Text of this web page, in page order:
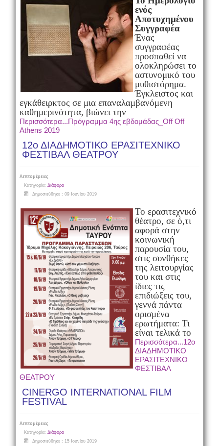
ενός
Αποτυχημένου
Συγγραφέα
Ένας
συγγραφέας
προσπαθεί να
ολοκληρώσει το
αστυνομικό του
μυθιστόρημα.
Έγκλειστος και
εγκάθειρκτος σε μια επαναλαμβανόμενη
καθημερινότητα, βιώνει την
Περισσότερα...Πρόγραμμα 4ης εβδομάδας_Off Off
Athens 2019
12ο ΔΙΑΔΗΜΟΤΙΚΟ ΕΡΑΣΙΤΕΧΝΙΚΟ
ΦΕΣΤΙΒΑΛ ΘΕΑΤΡΟΥ
Λεπτομέρειες
Κατηγορία: Διάφορα
Δημοσιεύθηκε : 09 Ιουνίου 2019
Το ερασιτεχνικό
θέατρο, σε ό,τι
αφορά στην
κοινωνική
παρουσία του,
στις συνθήκες
της λειτουργίας
του και στις
ίδιες τις
επιδιώξεις του,
γεννά πάντα
ορισμένα
ερωτήματα: Τι
είναι τελικά το
Περισσότερα...12ο
ΔΙΑΔΗΜΟΤΙΚΟ
ΕΡΑΣΙΤΕΧΝΙΚΟ
ΦΕΣΤΙΒΑΛ
ΘΕΑΤΡΟΥ
CINERGO INTERNATIONAL FILM
FESTIVAL
Λεπτομέρειες
Κατηγορία: Διάφορα
Δημοσιεύθηκε : 15 Ιουνίου 2019